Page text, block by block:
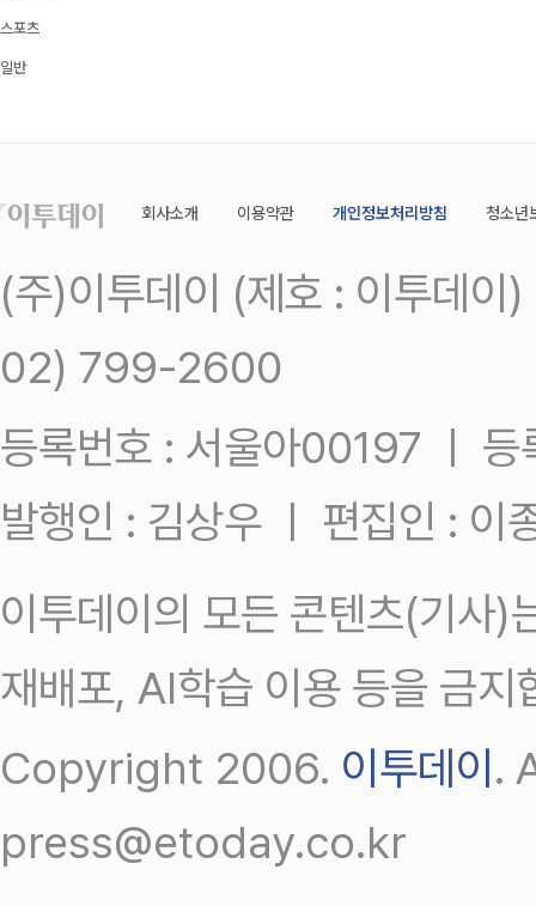
스포츠
일반
회사소개 이용약관 개인정보처리방침 청소년
(주)이투데이 (제호 : 이투데
02) 799-2600
등록번호 : 서울아00197 ㅣ
발행인 : 김상우 ㅣ 편집인 : 이
이투데이의 모든 콘텐츠(기사)
재배포, AI학습 이용 등을 금지
Copyright 2006. 이투데이 .
press@etoday.co.kr